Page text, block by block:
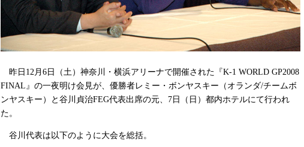
昨日12月6日（土）神奈川・横浜アリーナで開催された『K-1 WORLD GP2008
FINAL』の一夜明け会見が、優勝者レミー・ボンヤスキー（オランダ/チームボ
ンヤスキー）と谷川貞治FEG代表出席の元、7日（日）都内ホテルにて行われ
た。
谷川代表は以下のように大会を総括。